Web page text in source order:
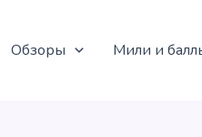
Обзоры Мили и